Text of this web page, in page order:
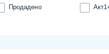
Продадено